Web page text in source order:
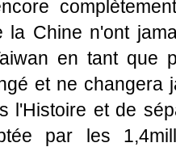
la Chine n'ont
en tant que
et ne changera
l'Histoire et de
par les